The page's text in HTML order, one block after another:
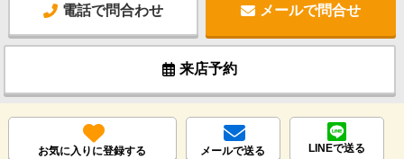
電話で問合わせ メールで問合せ
来店予約
お気に入りに登録する メールで送る LINEで送る